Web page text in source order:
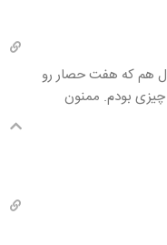
هم که هفت حصار رو
بودم. ممنون